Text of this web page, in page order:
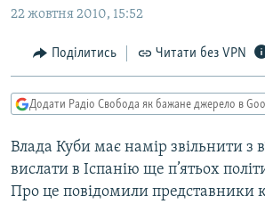
до
навігації
Перейти
до
ПОЛІТИКА
ЕКОНОМІКА
КУЛЬТУРА
СПОРТ
ВІЙНА
РОСІЙСЬКА «ФІЛЬТРАЦІЯ»
КРИМ.РЕАЛІЇ
ТИ ЯК?
СХЕМИ
22 жовтня 2010, 15:52
Поділитись Читати без VPN
Додати Радіо Свобода як бажане джерело в
Влада Куби має намір звільнити з
вислати в Іспанію ще п’ятьох
Про це повідомили представники